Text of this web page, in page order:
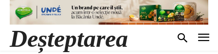
Deșteptarea